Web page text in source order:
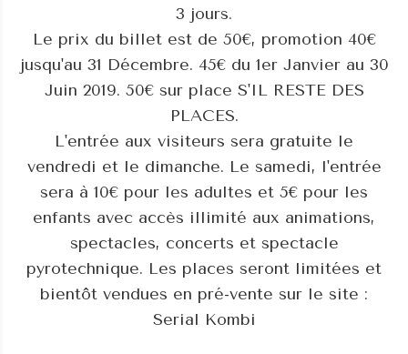
3 jours.
Le prix du billet est de 50€, promotion 40€
jusqu'au 31 Décembre. 45€ du 1er Janvier au 30
Juin 2019. 50€ sur place S'IL RESTE DES
PLACES.
L'entrée aux visiteurs sera gratuite le
vendredi et le dimanche. Le samedi, l'entrée
sera à 10€ pour les adultes et 5€ pour les
enfants avec accès illimité aux animations,
spectacles, concerts et spectacle
pyrotechnique. Les places seront limitées et
bientôt vendues en pré-vente sur le site :
Serial Kombi